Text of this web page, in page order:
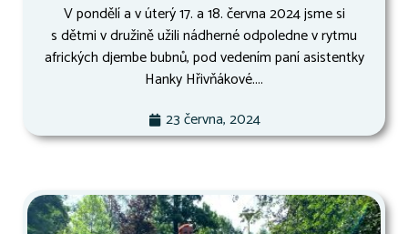
V pondělí a v úterý 17. a 18. června 2024 jsme si
s dětmi v družině užili nádherné odpoledne v rytmu
afrických djembe bubnů, pod vedením paní asistentky
Hanky Hřivňákové....
23 června, 2024